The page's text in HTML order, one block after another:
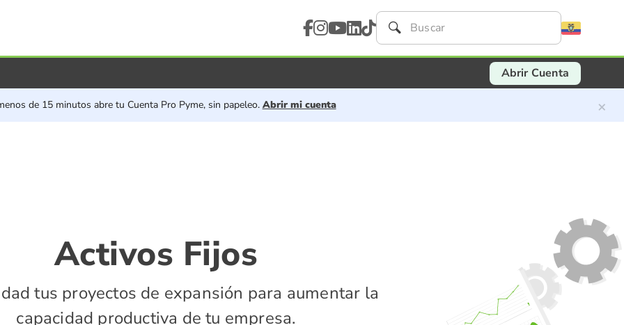
Abrir Cuenta
Activos fijos
de 15 minutos abre tu Cuenta Pro Pyme, sin papeleo. Abrir mi cuenta ×
Activos Fijos
tus proyectos de expansión para aumentar la
capacidad productiva de tu empresa.